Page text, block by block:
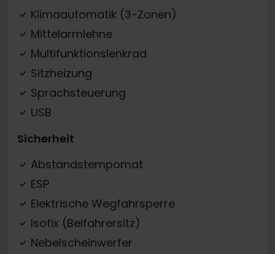
Klimaautomatik (3-Zonen)
Mittelarmlehne
Multifunktionslenkrad
Sitzheizung
Sprachsteuerung
USB
Sicherheit
Abstandstempomat
ESP
Elektrische Wegfahrsperre
Isofix (Beifahrersitz)
Nebelscheinwerfer